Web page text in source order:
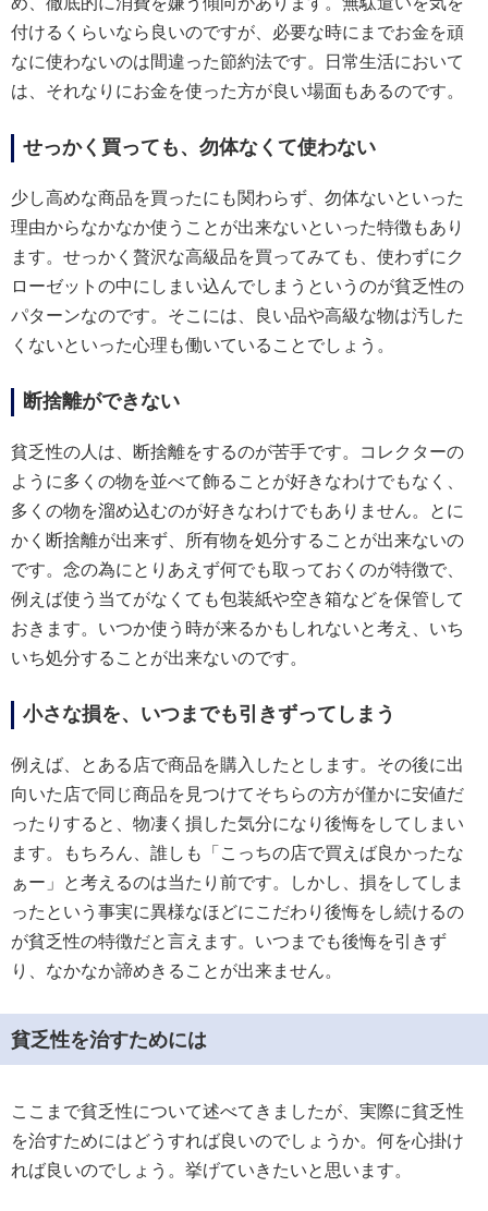
付けるくらいなら良いのですが、必要な時にまでお金を頑
なに使わないのは間違った節約法です。日常生活において
は、それなりにお金を使った方が良い場面もあるのです。
せっかく買っても、勿体なくて使わない
少し高めな商品を買ったにも関わらず、勿体ないといった
理由からなかなか使うことが出来ないといった特徴もあり
ます。せっかく贅沢な高級品を買ってみても、使わずにク
ローゼットの中にしまい込んでしまうというのが貧乏性の
パターンなのです。そこには、良い品や高級な物は汚した
くないといった心理も働いていることでしょう。
断捨離ができない
貧乏性の人は、断捨離をするのが苦手です。コレクターの
ように多くの物を並べて飾ることが好きなわけでもなく、
多くの物を溜め込むのが好きなわけでもありません。とに
かく断捨離が出来ず、所有物を処分することが出来ないの
です。念の為にとりあえず何でも取っておくのが特徴で、
例えば使う当てがなくても包装紙や空き箱などを保管して
おきます。いつか使う時が来るかもしれないと考え、いち
いち処分することが出来ないのです。
小さな損を、いつまでも引きずってしまう
例えば、とある店で商品を購入したとします。その後に出
向いた店で同じ商品を見つけてそちらの方が僅かに安値だ
ったりすると、物凄く損した気分になり後悔をしてしまい
ます。もちろん、誰しも「こっちの店で買えば良かったな
ぁー」と考えるのは当たり前です。しかし、損をしてしま
ったという事実に異様なほどにこだわり後悔をし続けるの
が貧乏性の特徴だと言えます。いつまでも後悔を引きず
り、なかなか諦めきることが出来ません。
貧乏性を治すためには
ここまで貧乏性について述べてきましたが、実際に貧乏性
を治すためにはどうすれば良いのでしょうか。何を心掛け
れば良いのでしょう。挙げていきたいと思います。